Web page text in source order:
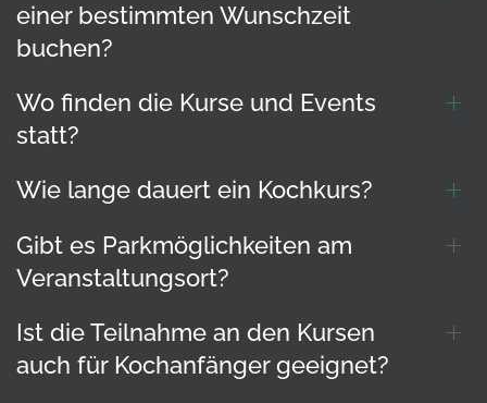
einer bestimmten Wunschzeit
buchen?
Wo finden die Kurse und Events
statt?
Wie lange dauert ein Kochkurs?
Gibt es Parkmöglichkeiten am
Veranstaltungsort?
Ist die Teilnahme an den Kursen
auch für Kochanfänger geeignet?